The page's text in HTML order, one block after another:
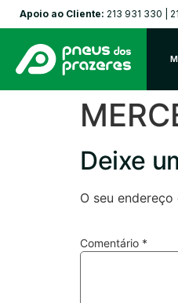
Apoio ao Cliente: 213 931 330
Deixe
O seu
Comentário *